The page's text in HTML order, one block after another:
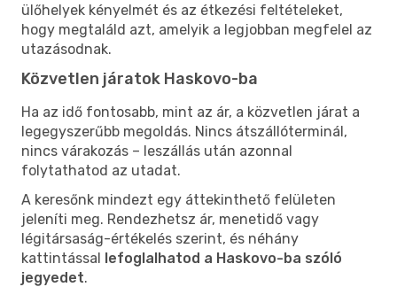
ülőhelyek kényelmét és az étkezési feltételeket,
hogy megtaláld azt, amelyik a legjobban megfelel az
utazásodnak.
Közvetlen járatok Haskovo-ba
Ha az idő fontosabb, mint az ár, a közvetlen járat a
legegyszerűbb megoldás. Nincs átszállóterminál,
nincs várakozás – leszállás után azonnal
folytathatod az utadat.
A keresőnk mindezt egy áttekinthető felületen
jeleníti meg. Rendezhetsz ár, menetidő vagy
légitársaság-értékelés szerint, és néhány
kattintással lefoglalhatod a Haskovo-ba szóló
jegyedet.